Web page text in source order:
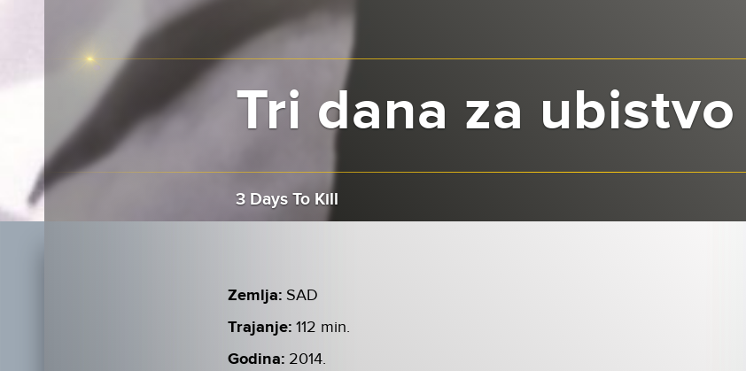
Tri dana za ubistvo
3 Days To Kill
Zemlja: SAD
Trajanje: 112 min.
Godina: 2014.